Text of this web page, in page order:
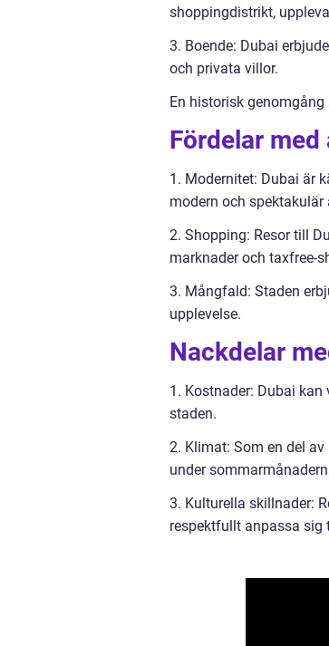
shoppingdistrikt,
3. Boende: Dubai
och privata villor.
En historisk
Fördelar
1. Modernitet: Dubai är
modern och spektakulär
2. Shopping: Resor till
marknader och taxfree-
3. Mångfald: Staden
upplevelse.
Nackdelar
1. Kostnader: Dubai
staden.
2. Klimat: Som en del
under
3. Kulturella skillnader:
respektfullt anpassa sig